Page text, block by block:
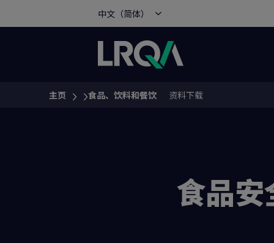
中文（简体）
You are here:主页 食品、饮料和餐饮 资料下载
食品